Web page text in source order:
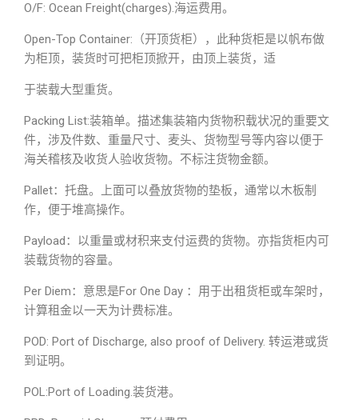
O/F: Ocean Freight(charges).海运费用。
Open-Top Container:（开顶货柜），此种货柜是以帆布做
为柜顶，装货时可把柜顶掀开，由顶上装货，适
于装载大型重货。
Packing List:装箱单。描述集装箱内货物积载状况的重要文
件，涉及件数、重量尺寸、麦头、货物型号等内容以便于
海关稽核及收货人验收货物。不标注货物金额。
Pallet：托盘。上面可以叠放货物的垫板，通常以木板制
作，便于堆高操作。
Payload：以重量或材积来支付运费的货物。亦指货柜内可
装载货物的容量。
Per Diem：意思是For One Day ：用于出租货柜或车架时，
计算租金以一天为计费标准。
POD: Port of Discharge, also proof of Delivery. 转运港或货
到证明。
POL:Port of Loading.装货港。